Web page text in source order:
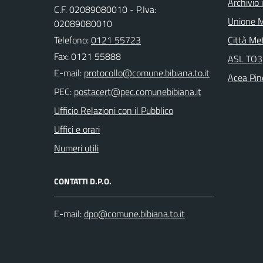
C.F. 02089080010 - P.Iva:
02089080010
Telefono:0121 55723
Fax: 0121 55888
E-mail:
PEC:
Ufficio Relazioni con il Pubblico
Uffici e orari
Numeri utili
CONTATTI D.P.O.
E-mail:
Unione
Città
ASL TO3
Acea